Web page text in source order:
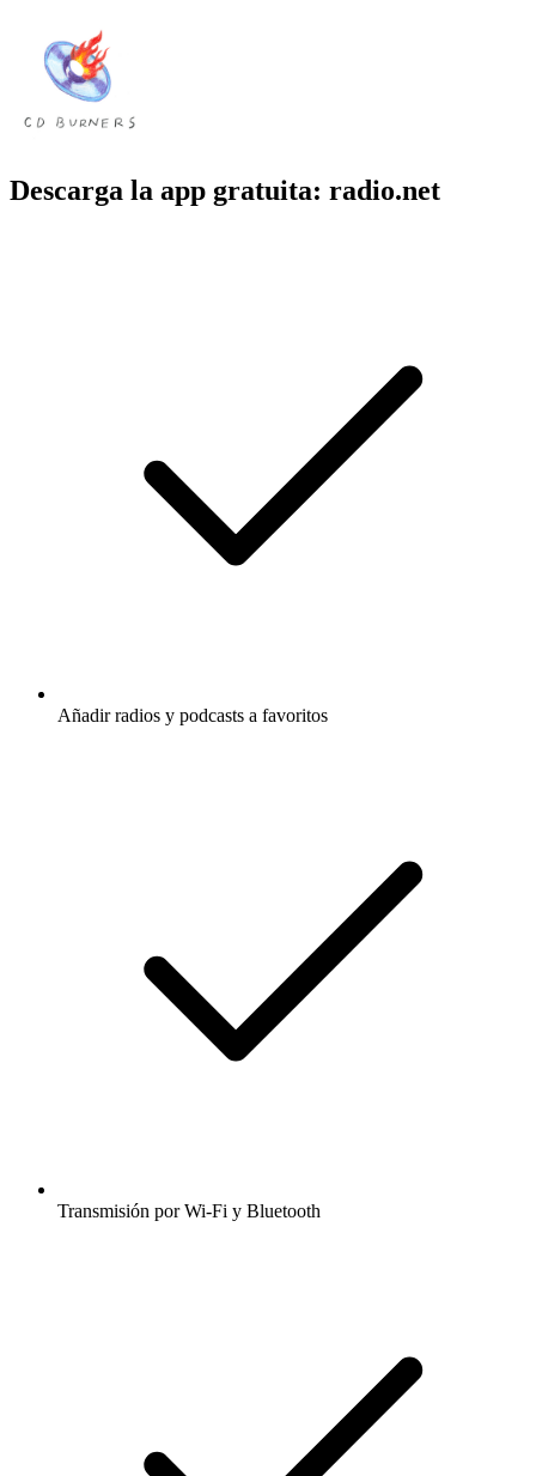
Descarga la app gratuita: radio.net
Añadir radios y podcasts a favoritos
Transmisión por Wi-Fi y Bluetooth